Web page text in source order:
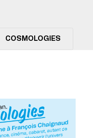
COSMOLOGIES